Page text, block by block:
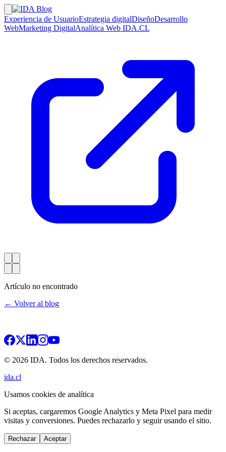
Experiencia de UsuarioEstrategia digitalDiseñoDesarrollo
WebMarketing DigitalAnalítica Web IDA.CL
Artículo no encontrado
← Volver al blog
© 2026 IDA. Todos los derechos reservados.
ida.cl
Usamos cookies de analítica
Si aceptas, cargaremos Google Analytics y Meta Pixel para medir
visitas y conversiones. Puedes rechazarlo y seguir usando el sitio.
Rechazar Aceptar